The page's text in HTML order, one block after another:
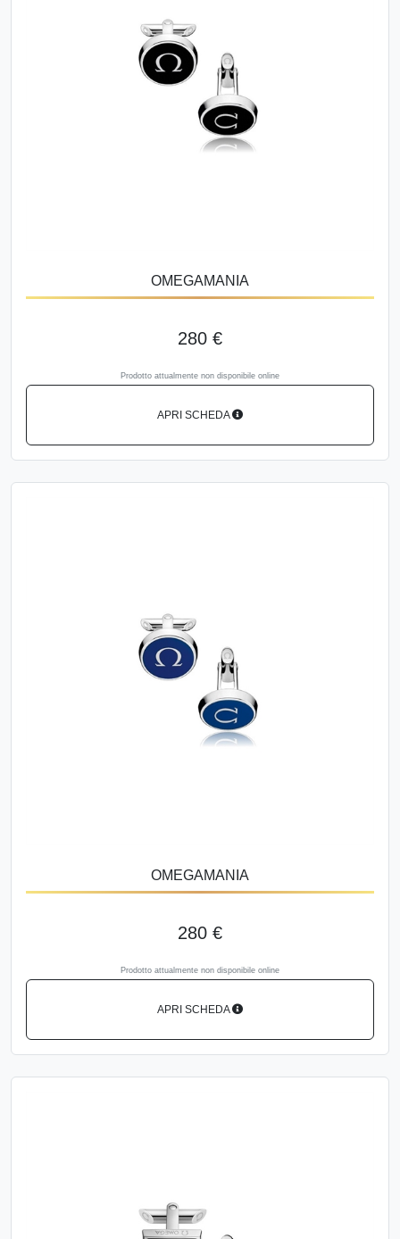
OMEGAMANIA
280 €
Prodotto attualmente non disponibile online
APRI SCHEDA
OMEGAMANIA
280 €
Prodotto attualmente non disponibile online
APRI SCHEDA